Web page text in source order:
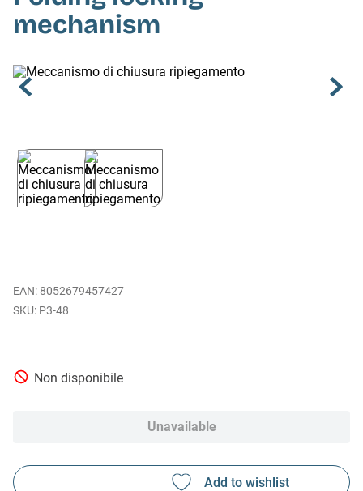
mechanism
EAN: 8052679457427
P3-48
Non disponibile
Unavailable